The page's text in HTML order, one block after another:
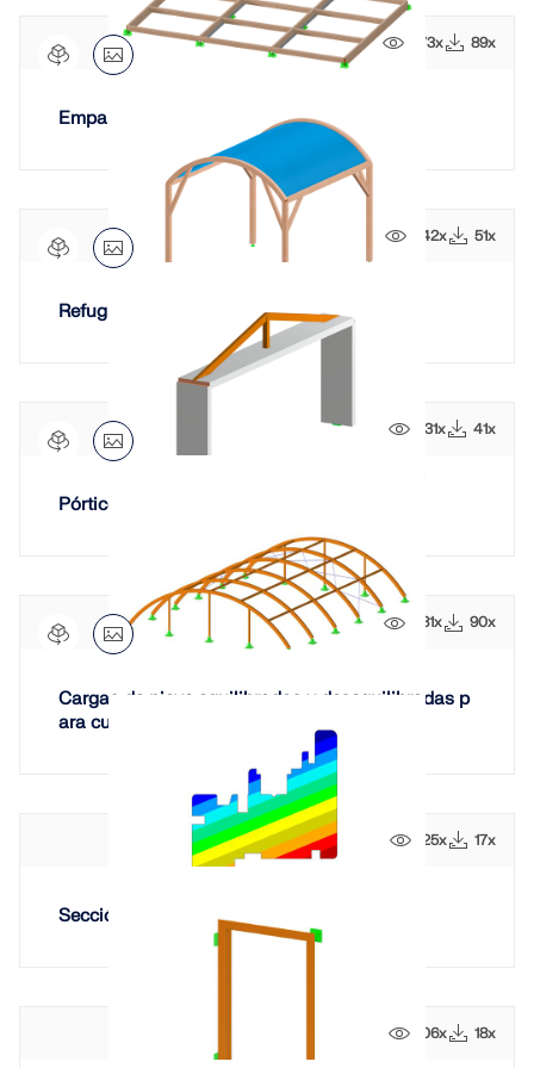
SABER MÁS
El servicio en línea de Dlubal proporciona mapas de
nieve, velocidades del viento y datos sísmicos.
Productos anteriores
573x 89x
Emparrillado de vigas
342x 51x
Refugio de madera
331x 41x
Pórtico de hormigón armado
481x 90x
Cargas de nieve equilibradas y desequilibradas p
ara cubiertas curvas | ASCE 7-22
125x 17x
Sección de la unión de madera
106x 18x